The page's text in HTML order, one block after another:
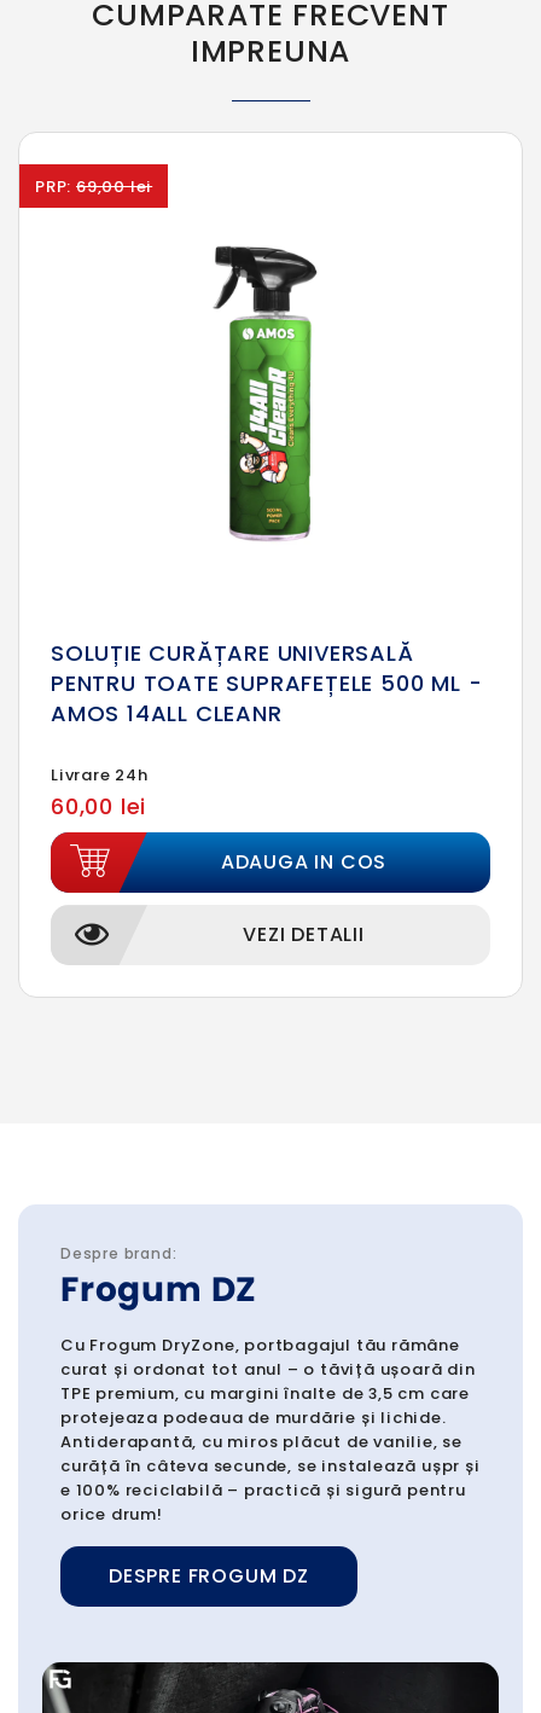
CUMPARATE FRECVENT
IMPREUNA
PRP: 69,00 lei
SOLUȚIE CURĂȚARE UNIVERSALĂ
PENTRU TOATE SUPRAFEȚELE 500 ML -
AMOS 14ALL CLEANR
Livrare 24h
60,00 lei
ADAUGA IN COS
VEZI DETALII
Despre brand:
Frogum DZ
Cu Frogum DryZone, portbagajul tău rămâne
curat și ordonat tot anul – o tăviță ușoară din
TPE premium, cu margini înalte de 3,5 cm care
protejeaza podeaua de murdărie și lichide.
Antiderapantă, cu miros plăcut de vanilie, se
curăță în câteva secunde, se instalează ușpr și
e 100% reciclabilă – practică și sigură pentru
orice drum!
DESPRE FROGUM DZ